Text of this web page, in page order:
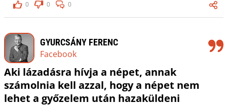
0
0 0
GYURCSÁNY FERENC
Facebook
Aki lázadásra hívja a népet, annak
számolnia kell azzal, hogy a népet nem
lehet a győzelem után hazaküldeni